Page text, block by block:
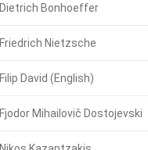
Dietrich Bonhoeffer
Friedrich Nietzsche
Filip David (English)
Fjodor Mihailovič Dostojevski